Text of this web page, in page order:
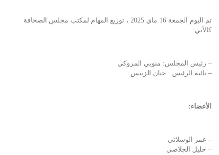
تم اليوم الجمعة 16 ماي 2025 ، توزيع المهام لمكتب مجلس الصحافة
كالآتي:
– رئيس المجلس: منوبي المروكي
– ⁠نائبة الرئيس : حنان الزبيس
الأعضاء:
– ⁠عمر الوسلاتي
– ⁠خليل الجلاصي